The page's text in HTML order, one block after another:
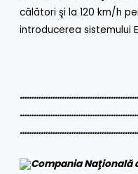
călători şi la 120 km/h
introducerea sistemului
Compania Naţională